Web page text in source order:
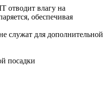
отводит влагу на
обеспечивая
служат для дополнительной
посадки